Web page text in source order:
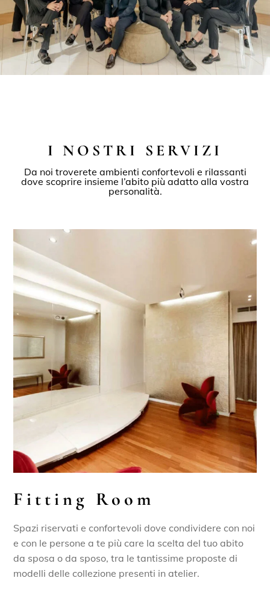
I NOSTRI SERVIZI
Da noi troverete ambienti confortevoli e rilassanti
dove scoprire insieme l’abito più adatto alla vostra
personalità.
Fitting Room
Spazi riservati e confortevoli dove condividere con noi
e con le persone a te più care la scelta del tuo abito
da sposa o da sposo, tra le tantissime proposte di
modelli delle collezione presenti in atelier.